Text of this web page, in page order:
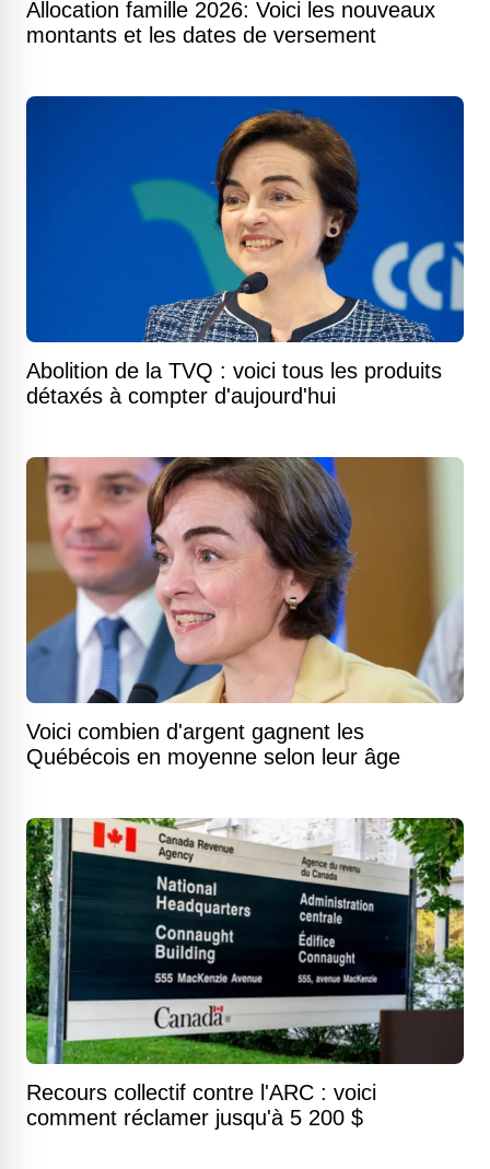
Allocation famille 2026: Voici les nouveaux
montants et les dates de versement
Abolition de la TVQ : voici tous les produits
détaxés à compter d'aujourd'hui
Voici combien d'argent gagnent les
Québécois en moyenne selon leur âge
Recours collectif contre l'ARC : voici
comment réclamer jusqu'à 5 200 $